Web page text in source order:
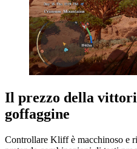
Il prezzo della
goffaggine
Controllare Kliff è macchinoso e